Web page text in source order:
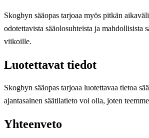
Skogbyn sääopas tarjoaa myös pitkän
odotettavista sääolosuhteista ja
viikoille.
Luotettavat tiedot
Skogbyn sääopas tarjoaa luotettavaa tietoa
ajantasainen säätilatieto voi olla, joten
Yhteenveto